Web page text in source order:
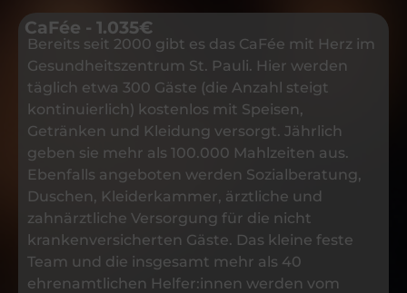
CaFée - 1.035€
Bereits seit 2000 gibt es das CaFée mit Herz im
Gesundheitszentrum St. Pauli. Hier werden
täglich etwa 300 Gäste (die Anzahl steigt
kontinuierlich) kostenlos mit Speisen,
Getränken und Kleidung versorgt. Jährlich
geben sie mehr als 100.000 Mahlzeiten aus.
Ebenfalls angeboten werden Sozialberatung,
Duschen, Kleiderkammer, ärztliche und
zahnärztliche Versorgung für die nicht
krankenversicherten Gäste. Das kleine feste
Team und die insgesamt mehr als 40
ehrenamtlichen Helfer:innen werden vom